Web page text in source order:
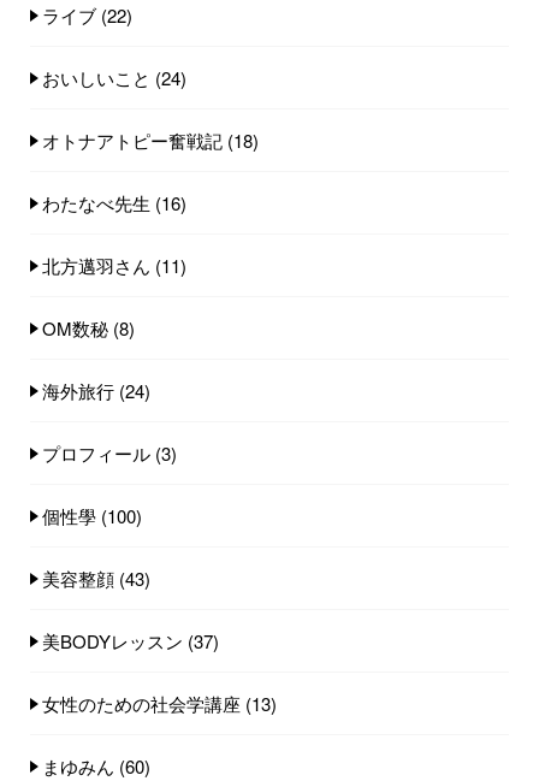
ライブ (22)
おいしいこと (24)
オトナアトピー奮戦記 (18)
わたなべ先生 (16)
北方邁羽さん (11)
OM数秘 (8)
海外旅行 (24)
プロフィール (3)
個性學 (100)
美容整顔 (43)
美BODYレッスン (37)
女性のための社会学講座 (13)
まゆみん (60)